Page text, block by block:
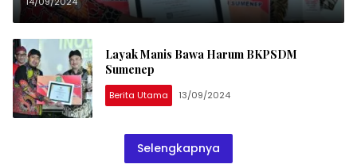
Layak Manis Bawa Harum BKPSDM
Sumenep
Berita Utama 13/09/2024
Selengkapnya